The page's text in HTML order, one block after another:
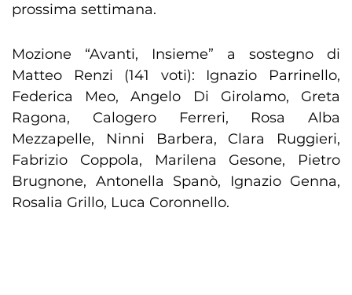
prossima settimana.
Mozione “Avanti, Insieme” a sostegno di
Matteo Renzi (141 voti): Ignazio Parrinello,
Federica Meo, Angelo Di Girolamo, Greta
Ragona, Calogero Ferreri, Rosa Alba
Mezzapelle, Ninni Barbera, Clara Ruggieri,
Fabrizio Coppola, Marilena Gesone, Pietro
Brugnone, Antonella Spanò, Ignazio Genna,
Rosalia Grillo, Luca Coronnello.